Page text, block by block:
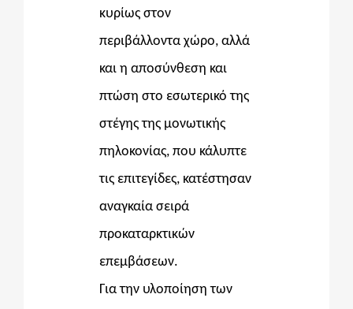
κυρίως στον
περιβάλλοντα χώρο, αλλά
και η αποσύνθεση και
πτώση στο εσωτερικό της
στέγης της μονωτικής
πηλοκονίας, που κάλυπτε
τις επιτεγίδες, κατέστησαν
αναγκαία σειρά
προκαταρκτικών
επεμβάσεων.
Για την υλοποίηση των